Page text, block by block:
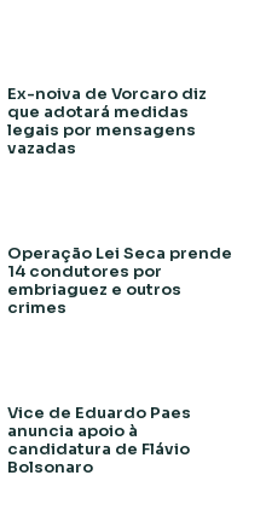
Ex-noiva de Vorcaro diz
que adotará medidas
legais por mensagens
vazadas
Operação Lei Seca prende
14 condutores por
embriaguez e outros
crimes
Vice de Eduardo Paes
anuncia apoio à
candidatura de Flávio
Bolsonaro